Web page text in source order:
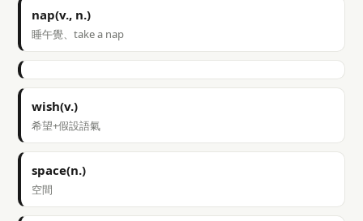
nap(v., n.)
睡午覺、take a nap
wish(v.)
希望+假設語氣
space(n.)
空間